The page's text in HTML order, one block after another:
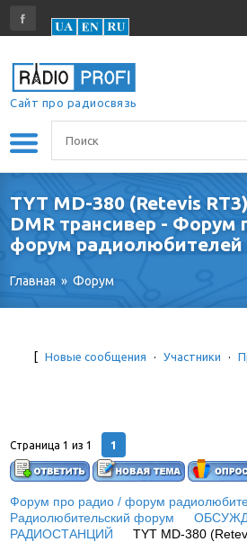
Сайт про радиосвязь
TYT MD-380 (Retevis
DMR трансивер - Форум
форум радиолюбителей
Главная » Форум
[ Новые сообщения · Участники ·
Страница1 из1 1
Форум про радио / форум
Радиолюбительский форум
РАДИОСТАНЦИЙ
TYT MD-380